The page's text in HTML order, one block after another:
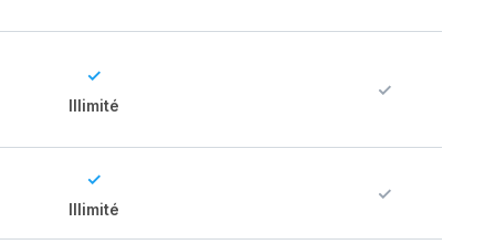
✓
Illimité
✓
✓
Illimité
✓